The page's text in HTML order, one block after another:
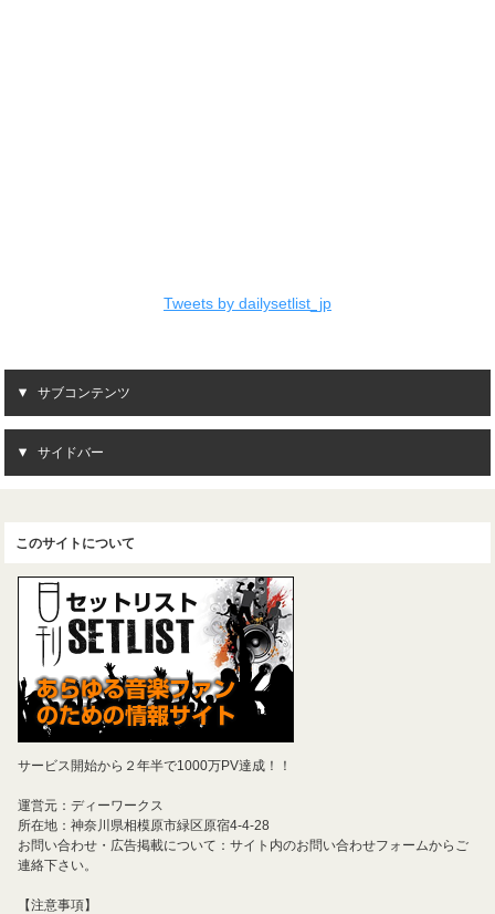
Tweets by dailysetlist_jp
サブコンテンツ
サイドバー
このサイトについて
サービス開始から２年半で1000万PV達成！！
運営元：ディーワークス
所在地：神奈川県相模原市緑区原宿4-4-28
お問い合わせ・広告掲載について：サイト内のお問い合わせフォームからご
連絡下さい。
【注意事項】